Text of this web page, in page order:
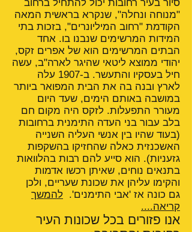
סיור בעיר רחובות יכול להתחיל ברחוב
"מנוחה ונחלה", שנקרא בראשית המאה
הקודמת "רחוב המיליונרים", בזכות בתי
המידות המרשימים שנבנו בו. אחד
הבתים המרשימים הוא של אפרים זקס,
יהודי ממוצא ליטאי שהיגר לארה"ב, עשה
חיל בעסקיו והתעשר. ב-1907 עלה
לארץ ובנה בה את הבית המפואר ביותר
במושבה באותם הימים, שעד היום
מעורר התפעלות. לזקס היה מקום חם
בלב עבור בני העדה התימנית ברחובות
(בעוד שהיו בין אנשי העליה השנייה
האשכנזית כאלה שהחזיקו בהשקפות
גזעניות). הוא סייע להם רבות בהלוואות
בתנאים נוחים, שאיתן רכשו אדמות
והקימו עליהן את שכונת שעריים, ולכן
גם כונה אז 'אבי התימנים'. להמשך
קריאה....
אנו פזורים בכל שכונות העיר